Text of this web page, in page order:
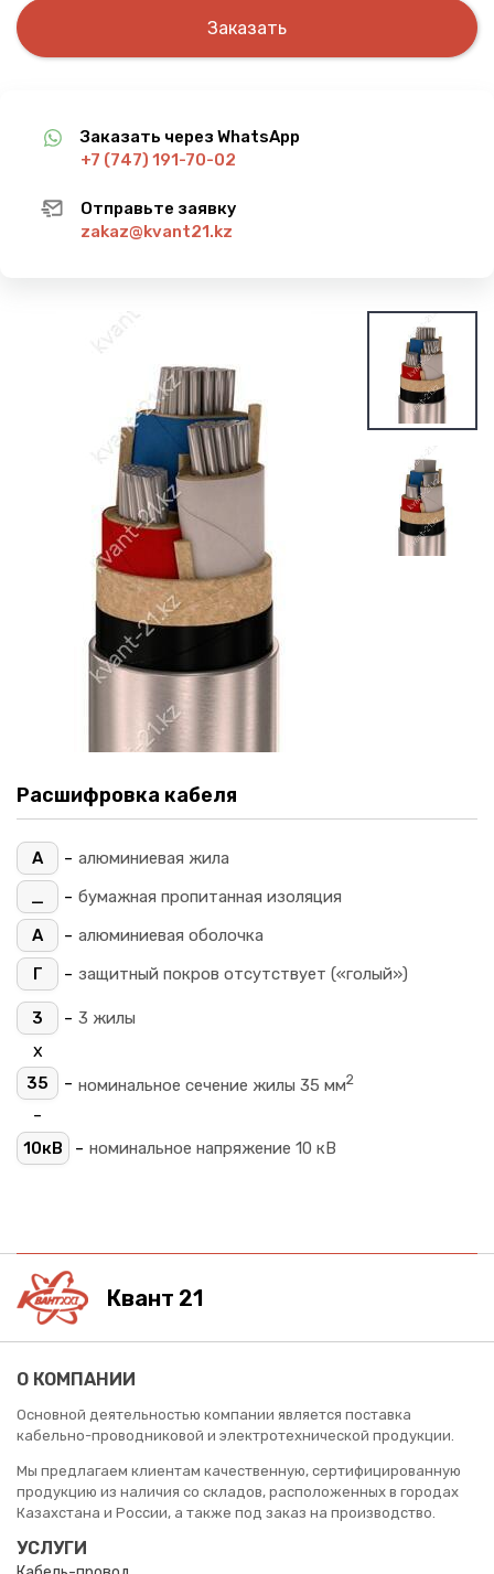
Заказать
Заказать через WhatsApp
+7 (747) 191-70-02
Отправьте заявку
zakaz@kvant21.kz
Расшифровка кабеля
А - алюминиевая жила
_
- бумажная пропитанная изоляция
А
- алюминиевая оболочка
Г
- защитный покров отсутствует («голый»)
3 - 3 жилы
х
35 - номинальное сечение жилы 35 мм2
-
10кВ - номинальное напряжение 10 кВ
Квант 21
О КОМПАНИИ
Основной деятельностью компании является поставка
кабельно-проводниковой и электротехнической продукции.
Мы предлагаем клиентам качественную, сертифицированную
продукцию из наличия со складов, расположенных в городах
Казахстана и России, а также под заказ на производство.
УСЛУГИ